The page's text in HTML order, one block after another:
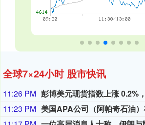
全球7×24小时 股市快讯
11:26 PM 彭博美元现货指数上涨 0.2%
11:23 PM